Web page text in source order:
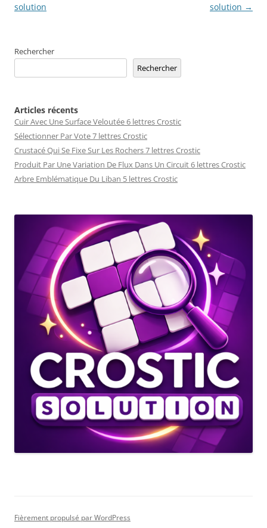
articles
solution
solution →
Rechercher
Rechercher
Articles récents
Cuir Avec Une Surface Veloutée 6 lettres Crostic
Sélectionner Par Vote 7 lettres Crostic
Crustacé Qui Se Fixe Sur Les Rochers 7 lettres Crostic
Produit Par Une Variation De Flux Dans Un Circuit 6 lettres Crostic
Arbre Emblématique Du Liban 5 lettres Crostic
Fièrement propulsé par WordPress